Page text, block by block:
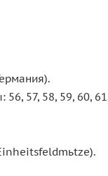
57, 58, 59, 60,